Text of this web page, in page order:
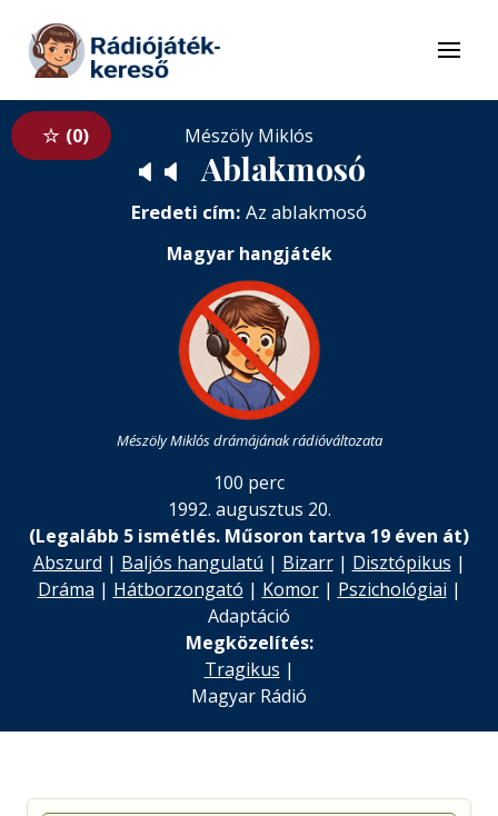
Tovább a tartalomhoz
Menü
0 Mészöly Miklós
🔈 🔈 Ablakmosó
Eredeti cím: Az ablakmosó
Magyar hangjáték
Mészöly Miklós drámájának rádióváltozata
100 perc
1992. augusztus 20.
(Legalább 5 ismétlés. Műsoron tartva 19 éven át)
Abszurd | Baljós hangulatú | Bizarr| Disztópikus |
Dráma | Hátborzongató | Komor| Pszichológiai |
Adaptáció
Megközelítés:
Tragikus |
Magyar Rádió